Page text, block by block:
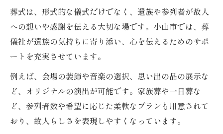
葬式は、形式的な儀式だけでなく、遺族や参列者が故人
への想いや感謝を伝える大切な場です。小山市では、葬
儀社が遺族の気持ちに寄り添い、心を伝えるためのサポ
ートを充実させています。
例えば、会場の装飾や音楽の選択、思い出の品の展示な
ど、オリジナルの演出が可能です。家族葬や一日葬な
ど、参列者数や希望に応じた柔軟なプランも用意されて
おり、故人らしさを表現しやすくなっています。